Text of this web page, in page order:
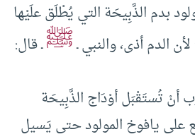
بدم الذَّبِيحَة التي يُطْلَق علَيْها
الدم أذى، والنبي ـﷺـ قال:
أنْ تُستَقْبَل أوْدَاج الذَّبِيحَة
على يافوخ المولود حتى يَسيل